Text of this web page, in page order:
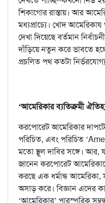
শিকাগোর রাস্তায়। আর
মধ্যপ্রাচ্যে। খোদ আমেরিকায
দেখা দিয়েছে বর্তমান
দাঁড়িয়ে নতুন করে ভাবতে
প্রচলিত পথ কতটা
‘আমেরিকার ব্যতিক্রমী
করপোরেট আমেরিকার
পরিচিত, এবং পরিচিত
মতো স্থূল দাবির সঙ্গে। আর,
জানেন করপোরেট
করছে এক ধর্মান্ধ আমেরিকা,
অসাড় করে। বিজ্ঞান এদের
‘আমেরিকার’ পারস্পরিক